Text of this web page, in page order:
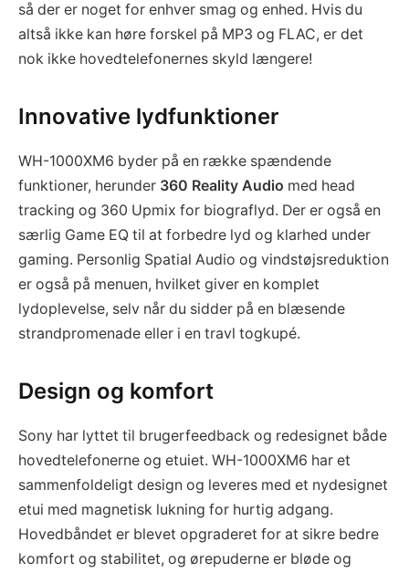
så der er noget for enhver smag og enhed. Hvis du
altså ikke kan høre forskel på MP3 og FLAC, er det
nok ikke hovedtelefonernes skyld længere!
Innovative lydfunktioner
WH-1000XM6 byder på en række spændende
funktioner, herunder 360 Reality Audio med head
tracking og 360 Upmix for biograflyd. Der er også en
særlig Game EQ til at forbedre lyd og klarhed under
gaming. Personlig Spatial Audio og vindstøjsreduktion
er også på menuen, hvilket giver en komplet
lydoplevelse, selv når du sidder på en blæsende
strandpromenade eller i en travl togkupé.
Design og komfort
Sony har lyttet til brugerfeedback og redesignet både
hovedtelefonerne og etuiet. WH-1000XM6 har et
sammenfoldeligt design og leveres med et nydesignet
etui med magnetisk lukning for hurtig adgang.
Hovedbåndet er blevet opgraderet for at sikre bedre
komfort og stabilitet, og ørepuderne er bløde og